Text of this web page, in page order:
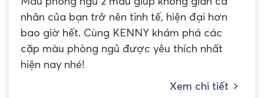
nhân của bạn trở nên tinh tế, hiện đại hơn
bao giờ hết. Cùng KENNY khám phá các
cặp màu phòng ngủ được yêu thích nhất
hiện nay nhé!
Xem chi tiết